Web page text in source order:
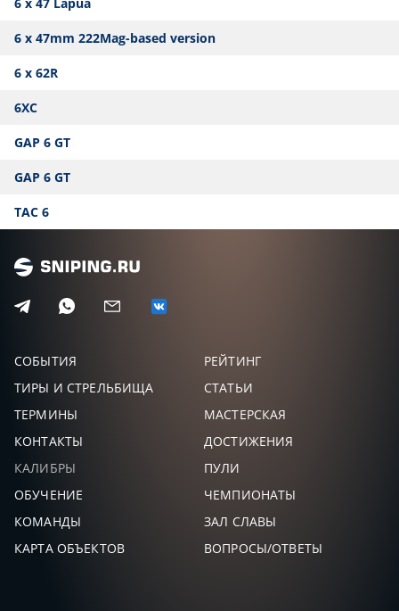
6 x 47mm 222Mag-based version
6 x 62R
6XC
GAP 6 GT
GAP 6 GT
TAC 6
СОБЫТИЯ
РЕЙТИНГ
ТИРЫ И СТРЕЛЬБИЩА
СТАТЬИ
ТЕРМИНЫ
МАСТЕРСКАЯ
КОНТАКТЫ
ДОСТИЖЕНИЯ
КАЛИБРЫ
ПУЛИ
ОБУЧЕНИЕ
ЧЕМПИОНАТЫ
КОМАНДЫ
ЗАЛ СЛАВЫ
КАРТА ОБЪЕКТОВ
ВОПРОСЫ/ОТВЕТЫ